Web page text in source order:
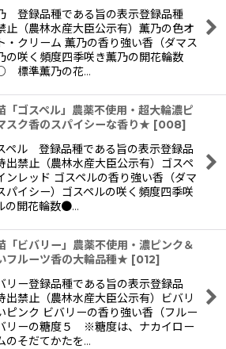
登録品種である旨の表示登録品種
止（農林水産大臣公示有）薫乃の色オ
・クリーム 薫乃の香り強い香（ダマス
の咲く頻度四季咲き薫乃の開花輪数
準薫乃の花…
「ゴスペル」農薬不使用・超大輪濃ピ
スク香のスパイシーな香り★ [008]
ペル 登録品種である旨の表示登録品
禁止（農林水産大臣公示有）ゴスペ
ンレッド ゴスペルの香り強い香（ダマ
パイシー）ゴスペルの咲く頻度四季咲
の開花輪数●…
「ビバリー」農薬不使用・濃ピンク＆
フルーツ香の大輪品種★ [012]
リー登録品種である旨の表示登録品
禁止（農林水産大臣公示有）ビバリ
ピンク ビバリーの香り強い香（フルー
リーの糖度５ ※糖度は、ナカイロー
のそだてかたを…